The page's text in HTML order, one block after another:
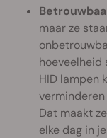
maar ze
hoeveelheid
HID lampen
Dat maakt
elke dag in